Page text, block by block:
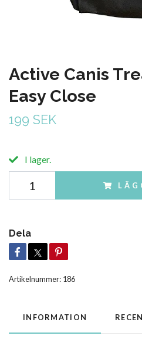
Active Canis
Easy Close
199 SEK
I lager.
Dela
Artikelnummer: 186
INFORMATION